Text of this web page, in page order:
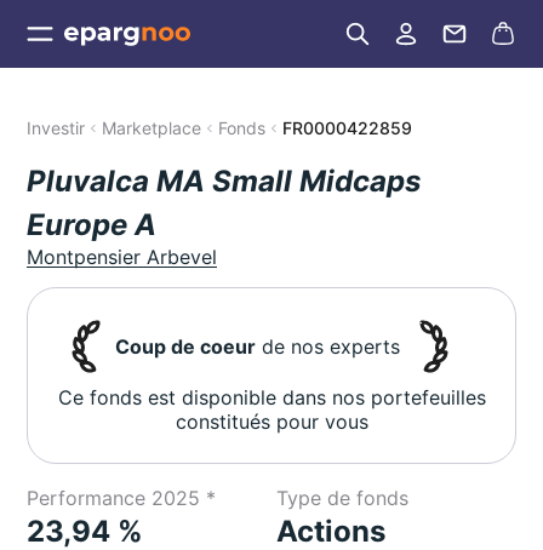
Investir Marketplace Fonds FR0000422859
Pluvalca MA Small Midcaps
Europe A
Montpensier Arbevel
Coup de coeur de nos experts
Ce fonds est disponible dans nos portefeuilles
constitués pour vous
Performance 2025 *
23,94 %
Type de fonds
Actions